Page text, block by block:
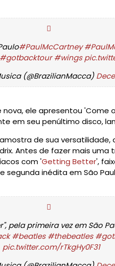
#PaulMcCartney
#gotbacktour #wings
(@BrazilianMacca)
ele apresentou 'Come
em seu penúltimo disco,
de sua versatilidade,
Antes de fazer mais uma
com 'Getting Better',
segunda inédita em São
pela primeira vez em São
#beatles #thebeatles
pic.twitter.com/rTkgHy0F31